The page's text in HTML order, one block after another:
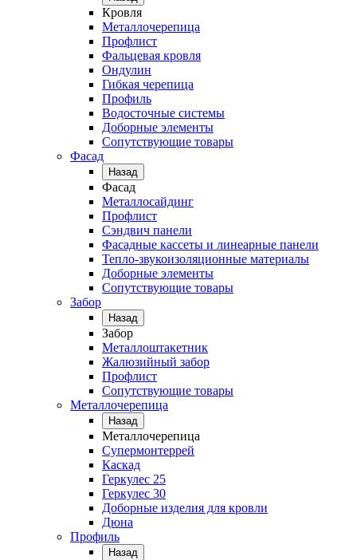
Кровля
Металлочерепица
Профлист
Фальцевая кровля
Ондулин
Гибкая черепица
Профиль
Водосточные системы
Доборные элементы
Сопутствующие товары
Фасад
Назад
Фасад
Металлосайдинг
Профлист
Сэндвич панели
Фасадные кассеты и линеарные панели
Тепло-звукоизоляционные материалы
Доборные элементы
Сопутствующие товары
Забор
Назад
Забор
Металлоштакетник
Жалюзийный забор
Профлист
Сопутствующие товары
Металлочерепица
Назад
Металлочерепица
Супермонтеррей
Каскад
Геркулес 25
Геркулес 30
Доборные изделия для кровли
Дюна
Профиль
Назад